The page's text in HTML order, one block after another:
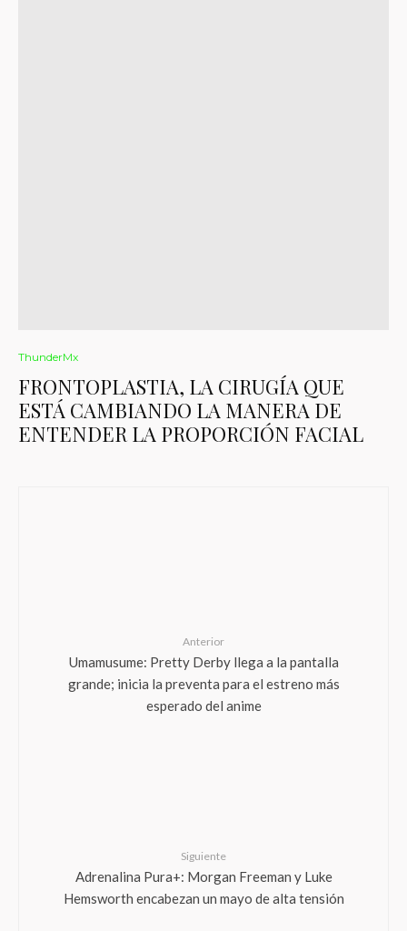
ThunderMx
FRONTOPLASTIA, LA CIRUGÍA QUE
ESTÁ CAMBIANDO LA MANERA DE
ENTENDER LA PROPORCIÓN FACIAL
Anterior
Umamusume: Pretty Derby llega a la pantalla
grande; inicia la preventa para el estreno más
esperado del anime
Siguiente
Adrenalina Pura+: Morgan Freeman y Luke
Hemsworth encabezan un mayo de alta tensión